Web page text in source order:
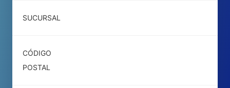
SUCURSAL
CÓDIGO
POSTAL